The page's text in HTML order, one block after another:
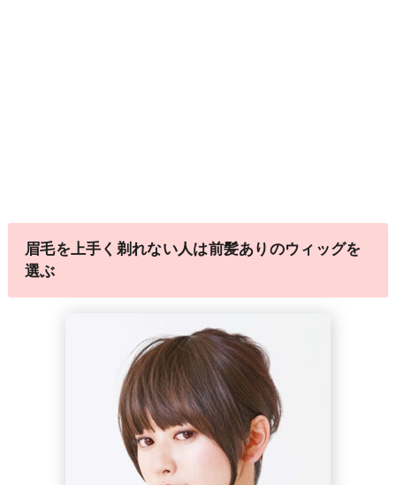
眉毛を上手く剃れない人は前髪ありのウィッグを
選ぶ